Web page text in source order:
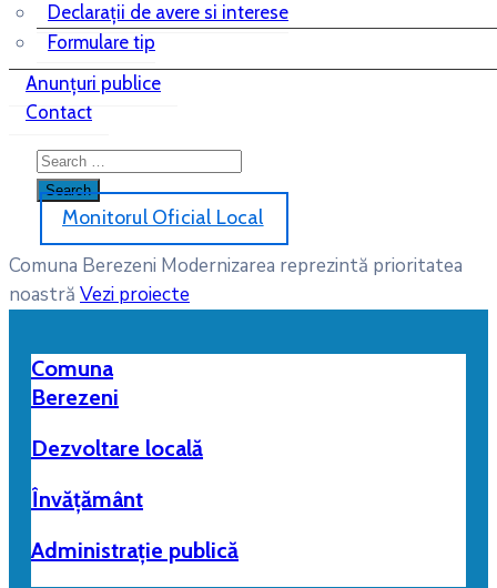
Declarații de avere si interese
Formulare tip
Anunțuri publice
Contact
Monitorul Oficial Local
Comuna Berezeni Modernizarea reprezintă prioritatea
noastră Vezi proiecte
Comuna
Berezeni
Dezvoltare locală
Învățământ
Administrație publică